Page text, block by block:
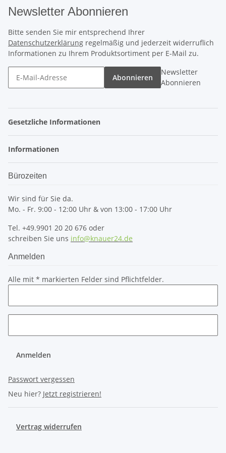
Newsletter Abonnieren
Bitte senden Sie mir entsprechend Ihrer
Datenschutzerklärung regelmäßig und jederzeit widerruflich
Informationen zu Ihrem Produktsortiment per E-Mail zu.
Abonnieren
Newsletter
Abonnieren
Gesetzliche Informationen
Informationen
Bürozeiten
Wir sind für Sie da.
Mo. - Fr. 9:00 - 12:00 Uhr & von 13:00 - 17:00 Uhr
Tel. +49.9901 20 20 676 oder
schreiben Sie uns info@knauer24.de
Anmelden
Alle mit * markierten Felder sind Pflichtfelder.
Anmelden
Passwort vergessen
Neu hier? Jetzt registrieren!
Vertrag widerrufen